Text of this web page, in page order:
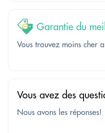
Garantie du
Vous trouvez moins cher
Vous avez des
Nous avons les réponses!